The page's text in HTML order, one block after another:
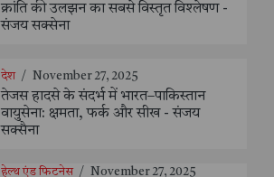
क्रांति की उलझन का सबसे विस्तृत विश्लेषण -
संजय सक्सेना
देश / November 27, 2025
तेजस हादसे के संदर्भ में भारत–पाकिस्तान
वायुसेना: क्षमता, फर्क और सीख - संजय
सक्सैना
हेल्थ एंड फिटनेस / November 27, 2025